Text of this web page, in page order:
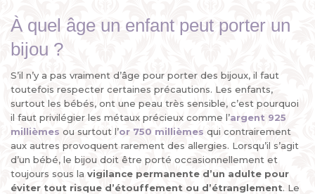
À quel âge un enfant peut porter un
bijou ?
S’il n’y a pas vraiment d’âge pour porter des bijoux, il faut
toutefois respecter certaines précautions. Les enfants,
surtout les bébés, ont une peau très sensible, c’est pourquoi
il faut privilégier les métaux précieux comme l’argent 925
millièmes ou surtout l’or 750 millièmes qui contrairement
aux autres provoquent rarement des allergies. Lorsqu’il s’agit
d’un bébé, le bijou doit être porté occasionnellement et
toujours sous la vigilance permanente d’un adulte pour
éviter tout risque d’étouffement ou d’étranglement. Le